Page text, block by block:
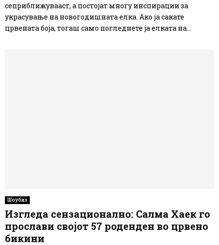
сеприближувааст, а постојат многу инспирации за
украсување на новогодишната елка. Ако ја сакате
црвената боја, тогаш само погледнете ја елката на...
Шоубиз
Изгледа сензационално: Салма Хаек го
прослави својот 57 роденден во црвено
бикини